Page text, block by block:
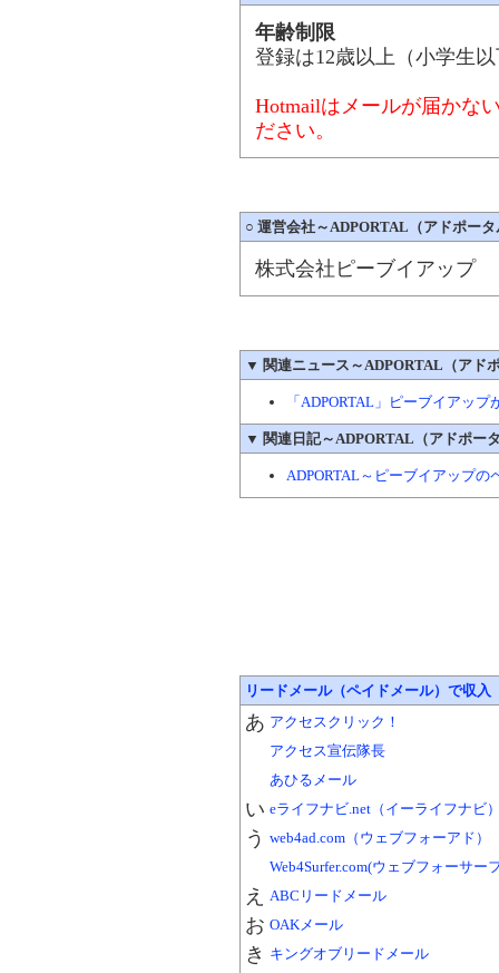
年齢制限
登録は12歳以上（小学生
Hotmailはメールが届かな
ださい。
○ 運営会社～ADPORTAL（アドポータ
株式会社ピーブイアップ
▼ 関連ニュース～ADPORTAL（アド
「ADPORTAL」ピーブイアッ
▼ 関連日記～ADPORTAL（アドポー
ADPORTAL～ピーブイアップの
リードメール（ペイドメール）で収入
あ アクセスクリック！
アクセス宣伝隊長
あひるメール
い eライフナビ.net（イーライフナビ
う web4ad.com（ウェブフォーアド）
Web4Surfer.com(ウェブフォーサー
え ABCリードメール
お OAKメール
き キングオブリードメール